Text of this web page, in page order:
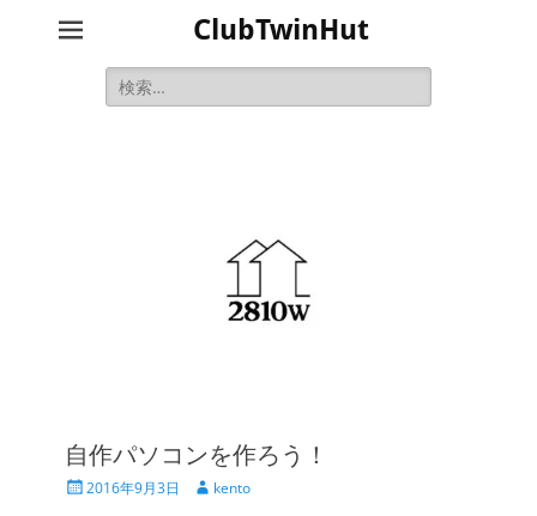
ClubTwinHut
検
索:
自作パソコンを作ろう！
投 2016年9月3日
投 kento